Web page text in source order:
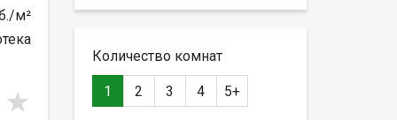
м²
Количество комнат
1 2 3 4 5+